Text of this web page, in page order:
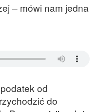
– mówi nam jedna
od
do